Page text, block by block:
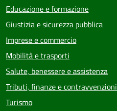
Educazione e formazione
Giustizia e sicurezza pubblica
Imprese e commercio
Mobilità e trasporti
Salute, benessere e assistenza
Tributi, finanze e contravvenzioni
Turismo